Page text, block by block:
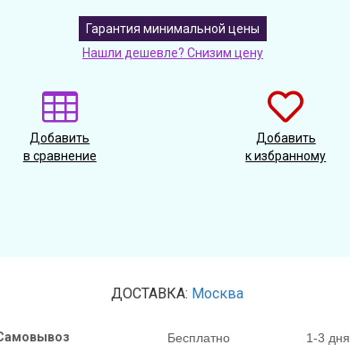
Гарантия минимальной цены
Нашли дешевле? Снизим цену
Добавить
в сравнение
Добавить
к избранному
ДОСТАВКА: Москва
Бесплатно 1-3 дня